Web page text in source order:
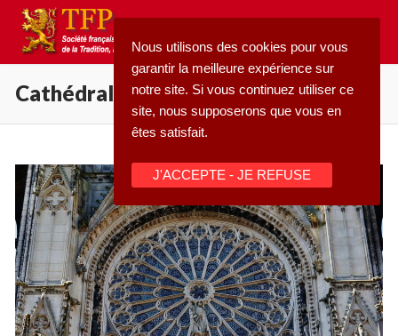
Aller
contenu
:
Accueil
Pétition
Qu’est-ce que la TFP
Action
Blog
Cathédrales
Nous utilisons des cookies pour vous
garantir la meilleure expérience sur
notre site. Si vous continuez utiliser ce
site, nous supposerons que vous en
êtes satisfait.
J'ACCEPTE - JE REFUSE